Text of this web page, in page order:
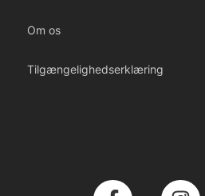
Om os
Tilgængelighedserklæring